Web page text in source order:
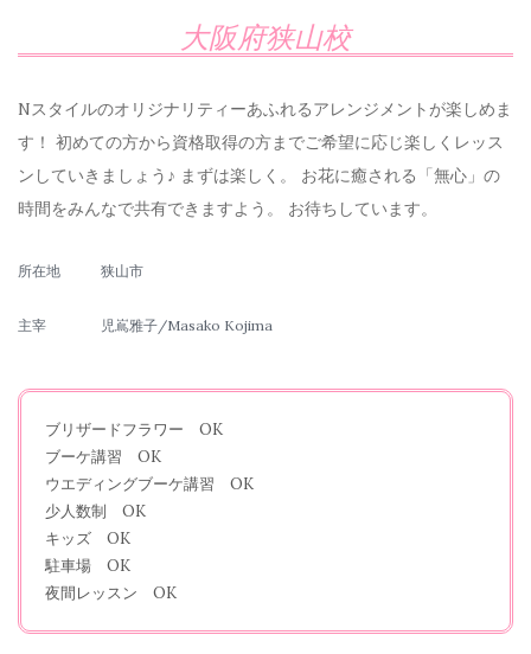
大阪府狭山校
Nスタイルのオリジナリティーあふれるアレンジメントが楽しめま
す！ 初めての方から資格取得の方までご希望に応じ楽しくレッス
ンしていきましょう♪ まずは楽しく。 お花に癒される「無心」の
時間をみんなで共有できますよう。 お待ちしています。
所在地 狭山市
主宰 児嶌雅子/Masako Kojima
ブリザードフラワー OK
ブーケ講習 OK
ウエディングブーケ講習 OK
少人数制 OK
キッズ OK
駐車場 OK
夜間レッスン OK